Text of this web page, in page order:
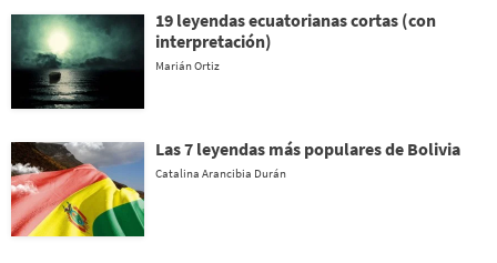
19 leyendas ecuatorianas cortas (con
interpretación)
Marián Ortiz
Las 7 leyendas más populares de Bolivia
Catalina Arancibia Durán